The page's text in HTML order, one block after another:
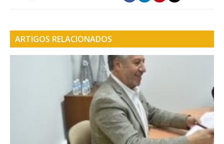
ARTIGOS RELACIONADOS